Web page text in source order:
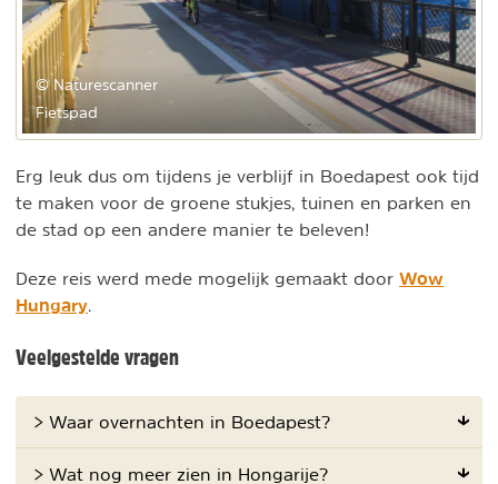
© Naturescanner
Fietspad
Erg leuk dus om tijdens je verblijf in Boedapest ook tijd
te maken voor de groene stukjes, tuinen en parken en
de stad op een andere manier te beleven!
Deze reis werd mede mogelijk gemaakt door Wow
Hungary
Veelgestelde vragen
> Waar overnachten in Boedapest?
> Wat nog meer zien in Hongarije?